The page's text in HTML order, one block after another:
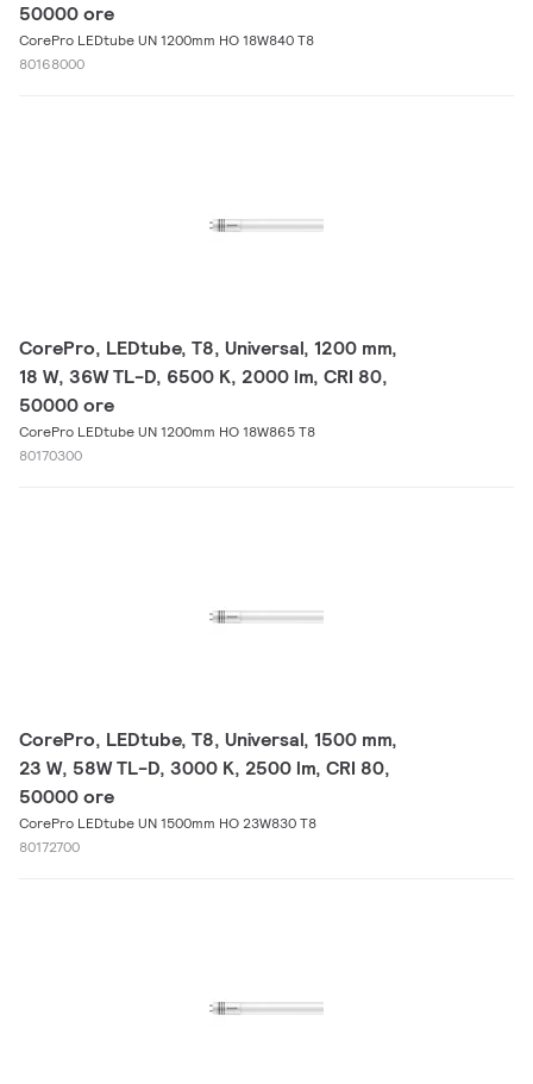
50000 ore
CorePro LEDtube UN 1200mm HO 18W840 T8
80168000
CorePro, LEDtube, T8, Universal, 1200 mm,
18 W, 36W TL-D, 6500 K, 2000 lm, CRI 80,
50000 ore
CorePro LEDtube UN 1200mm HO 18W865 T8
80170300
CorePro, LEDtube, T8, Universal, 1500 mm,
23 W, 58W TL-D, 3000 K, 2500 lm, CRI 80,
50000 ore
CorePro LEDtube UN 1500mm HO 23W830 T8
80172700